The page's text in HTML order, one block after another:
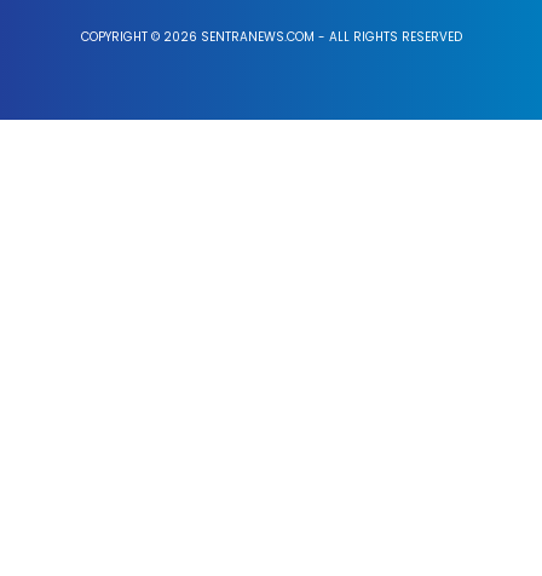
COPYRIGHT © 2026 SENTRANEWS.COM - ALL RIGHTS RESERVED